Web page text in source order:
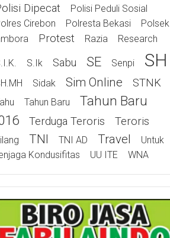
Dipecat
Polisi Peduli Sosial
Cirebon
Polresta Bekasi
Polsek
Protest Razia Research
S.Ik Sabu SE Senpi SH
Sidak Sim Online STNK
Tahun Baru
Tahun Baru
Terduga Teroris Teroris
TNI TNI AD Travel
Untuk
Kondusifitas
UU ITE WNA